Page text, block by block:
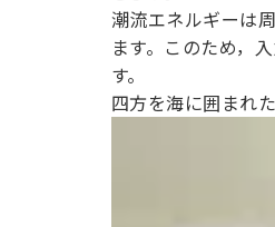
潮流エネルギーは
ます。このため，
す。
四方を海に囲まれ